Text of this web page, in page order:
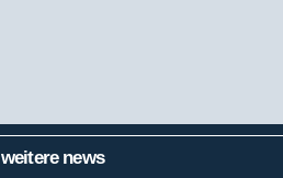
weitere news